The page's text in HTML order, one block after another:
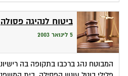
ביטוח לנהיגה פסולה
5 לינואר 2003
המבוטח נהג ברכבו בתקופה בה